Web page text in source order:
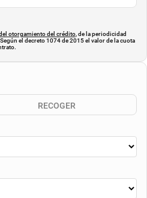
otorgamiento del crédito, de la periodicidad
el decreto 1074 de 2015 el valor de la cuota
RECOGER